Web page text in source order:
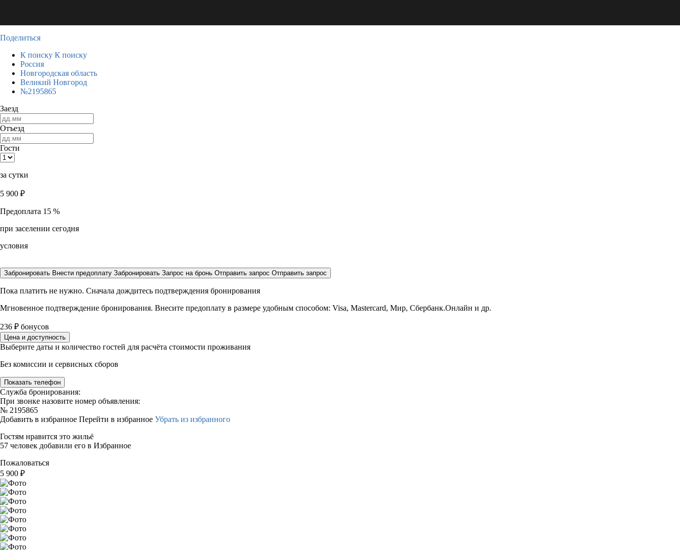
Поделиться
К поиску К поиску
Россия
Новгородская область
Великий Новгород
№2195865
Заезд
Отъезд
Гости
за сутки
5 900 ₽
Предоплата 15 %
при заселении сегодня
условия
Забронировать Внести предоплату Забронировать Запрос на бронь Отправить запрос Отправить запрос
Пока платить не нужно. Сначала дождитесь подтверждения бронирования
Мгновенное подтверждение бронирования. Внесите предоплату в размере удобным способом: Visa, Mastercard, Мир, Сбербанк.Онлайн и др.
236 ₽ бонусов
Цена и доступность
Выберите даты и количество гостей для расчёта стоимости проживания
Без комиссии и сервисных сборов
Показать телефон
Служба бронирования:
При звонке назовите номер объявления:
№ 2195865
Добавить в избранное Перейти в избранное Убрать из избранного
Гостям нравится это жильё
57 человек добавили его в Избранное
Пожаловаться
5 900 ₽